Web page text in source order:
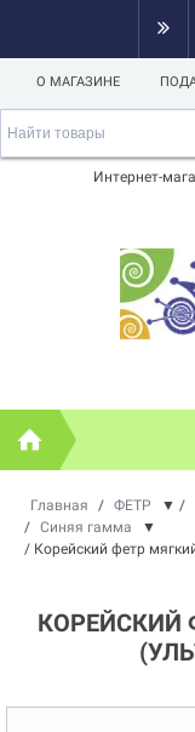
О МАГАЗИНЕ
Интернет-
Главная / ФЕТР ▼ /
/ Синяя гамма
▼
/ Корейский фетр
КОРЕЙСКИЙ